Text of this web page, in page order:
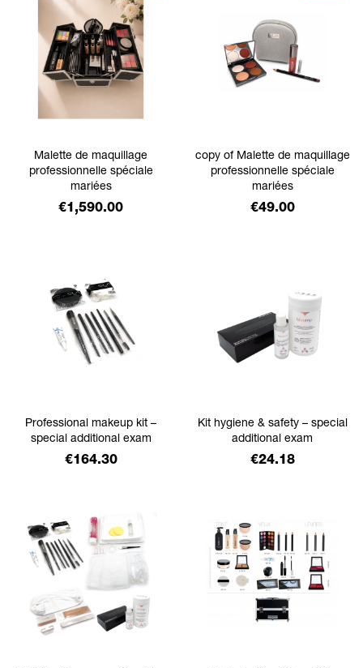
Malette de maquillage
professionnelle spéciale
mariées
Price
€1,590.00
copy of Malette de maquillage
professionnelle spéciale
mariées
Price
€49.00
Professional makeup kit –
special additional exam
Price
€164.30
Kit hygiene & safety – special
additional exam
Price
€24.18